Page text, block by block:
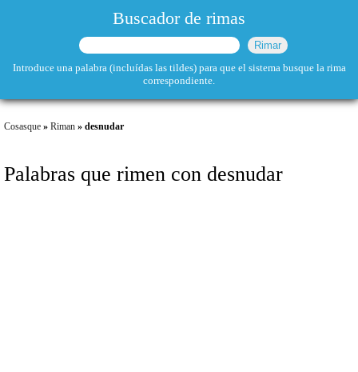
Buscador de rimas
Introduce una palabra (incluídas las tildes) para que el sistema busque la rima
correspondiente.
Cosasque » Riman » desnudar
Palabras que rimen con desnudar